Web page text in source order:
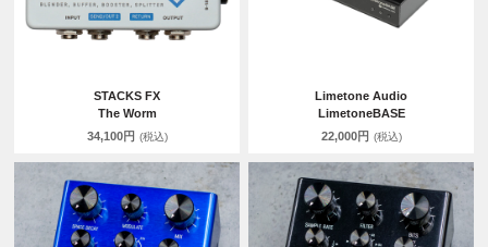
STACKS FX
The Worm
34,100円 (税込)
Limetone Audio
LimetoneBASE
22,000円 (税込)